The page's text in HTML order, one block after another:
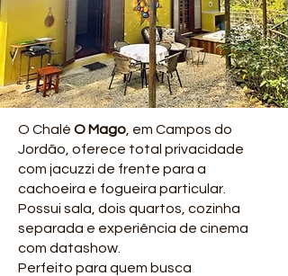
O Chalé O Mago , em Campos do
Jordão, oferece total privacidade
com jacuzzi de frente para a
cachoeira e fogueira particular.
Possui sala, dois quartos, cozinha
separada e experiência de cinema
com datashow.
Perfeito para quem busca